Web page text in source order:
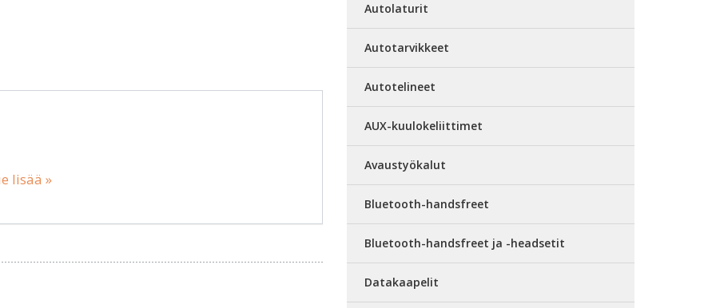
lisää »
Autolaturit
Autotarvikkeet
Autotelineet
AUX-kuulokeliittimet
Avaustyökalut
Bluetooth-handsfreet
Bluetooth-handsfreet ja -headsetit
Datakaapelit